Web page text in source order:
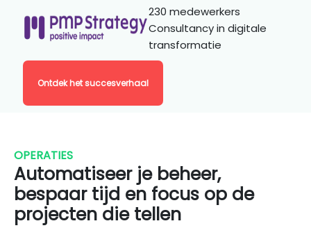
230 medewerkers
Consultancy in digitale
transformatie
Ontdek het succesverhaal
OPERATIES
Automatiseer je beheer,
bespaar tijd en focus op de
projecten die tellen